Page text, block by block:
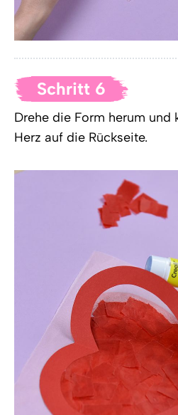
Schritt 6
Drehe die Form herum und
Herz auf die Rückseite.